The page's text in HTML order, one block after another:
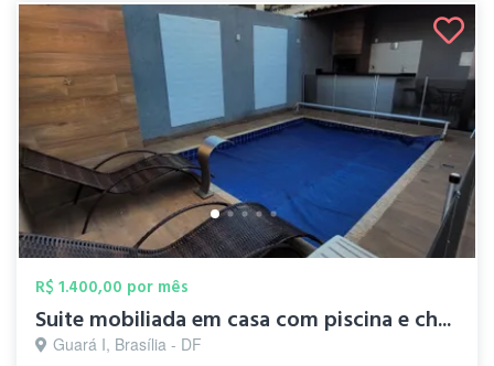
R$ 1.400,00 por mês
Suite mobiliada em casa com piscina e ch...
Guará I, Brasília - DF